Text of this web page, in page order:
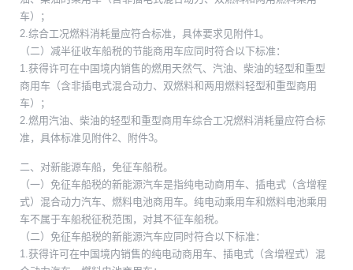
车）；
2.综合工况燃料消耗量应符合标准，具体要求见附件1。
（二）减半征收车船税的节能商用车应同时符合以下标准：
1.获得许可在中国境内销售的燃用天然气、汽油、柴油的轻型和重型
商用车（含非插电式混合动力、双燃料和两用燃料轻型和重型商用
车）；
2.燃用汽油、柴油的轻型和重型商用车综合工况燃料消耗量应符合标
准，具体标准见附件2、附件3。
二、对新能源车船，免征车船税。
（一）免征车船税的新能源汽车是指纯电动商用车、插电式（含增程
式）混合动力汽车、燃料电池商用车。纯电动乘用车和燃料电池乘用
车不属于车船税征税范围，对其不征车船税。
（二）免征车船税的新能源汽车应同时符合以下标准：
1.获得许可在中国境内销售的纯电动商用车、插电式（含增程式）混